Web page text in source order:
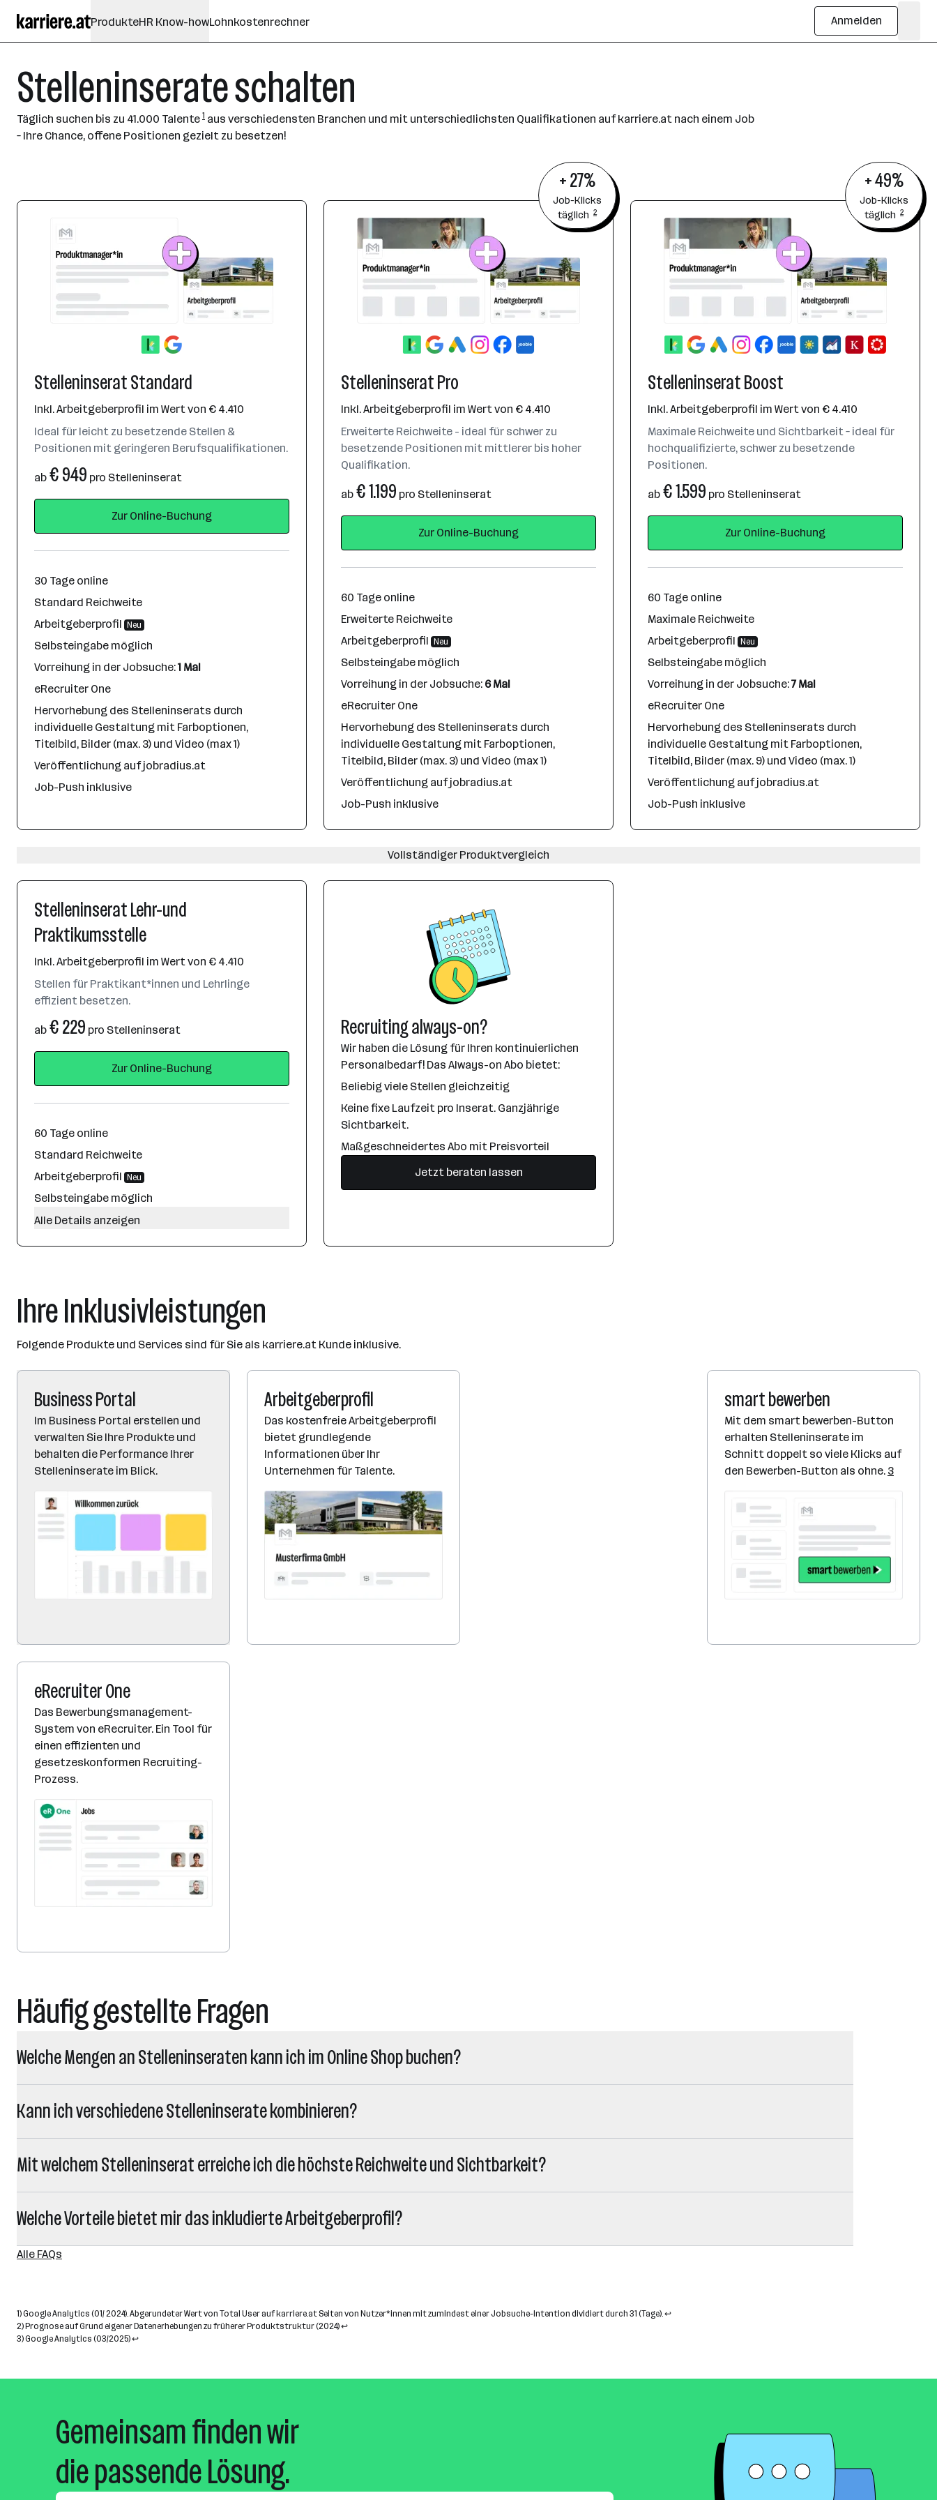
ProdukteHR Know-howLohnkostenrechner Anmelden
Stelleninserate schalten
Täglich suchen bis zu 41.000 Talente 1 aus verschiedensten Branchen und mit unterschiedlichsten Qualifikationen auf karriere.at nach einem Job
– Ihre Chance, offene Positionen gezielt zu besetzen!
Stelleninserat Standard
Inkl. Arbeitgeberprofil im Wert von € 4.410
Ideal für leicht zu besetzende Stellen &
Positionen mit geringeren Berufsqualifikationen.
ab € 949 pro Stelleninserat
Zur Online-Buchung
30 Tage online
Standard Reichweite
Arbeitgeberprofil
Neu
Selbsteingabe möglich
Vorreihung in der Jobsuche:1 Mal
eRecruiter One
Hervorhebung des Stelleninserats durch
individuelle Gestaltung mit Farboptionen,
Titelbild, Bilder (max. 3) und Video (max 1)
Veröffentlichung auf jobradius.at
Job-Push inklusive
+ 27%
Job-Klicks
täglich 2
Stelleninserat Pro
Inkl. Arbeitgeberprofil im Wert von € 4.410
Erweiterte Reichweite - ideal für schwer zu
besetzende Positionen mit mittlerer bis hoher
Qualifikation.
ab € 1.199 pro Stelleninserat
Zur Online-Buchung
60 Tage online
Erweiterte Reichweite
Arbeitgeberprofil
Neu
Selbsteingabe möglich
Vorreihung in der Jobsuche: 6 Mal
eRecruiter One
Hervorhebung des Stelleninserats durch
individuelle Gestaltung mit Farboptionen,
Titelbild, Bilder (max. 3) und Video (max 1)
Veröffentlichung auf jobradius.at
Job-Push inklusive
+ 49%
Job-Klicks
täglich 2
Stelleninserat Boost
Inkl. Arbeitgeberprofil im Wert von € 4.410
Maximale Reichweite und Sichtbarkeit – ideal für
hochqualifizierte, schwer zu besetzende
Positionen.
ab € 1.599 pro Stelleninserat
Zur Online-Buchung
60 Tage online
Maximale Reichweite
Arbeitgeberprofil
Neu
Selbsteingabe möglich
Vorreihung in der Jobsuche:7 Mal
eRecruiter One
Hervorhebung des Stelleninserats durch
individuelle Gestaltung mit Farboptionen,
Titelbild, Bilder (max. 9) und Video (max. 1)
Veröffentlichung auf jobradius.at
Job-Push inklusive
Stelleninserat Lehr-und
Praktikumsstelle
Inkl. Arbeitgeberprofil im Wert von € 4.410
Stellen für Praktikant*innen und Lehrlinge
effizient besetzen.
ab € 229 pro Stelleninserat
Zur Online-Buchung
60 Tage online
Standard Reichweite
Arbeitgeberprofil
Neu
Selbsteingabe möglich
Alle Details anzeigen
Recruiting always-on?
Wir haben die Lösung für Ihren kontinuierlichen
Personalbedarf! Das Always-on Abo bietet:
Beliebig viele Stellen gleichzeitig
Keine fixe Laufzeit pro Inserat. Ganzjährige
Sichtbarkeit.
Maßgeschneidertes Abo mit Preisvorteil
Jetzt beraten lassen
Vollständiger Produktvergleich
Ihre Inklusivleistungen
Folgende Produkte und Services sind für Sie als karriere.at Kunde inklusive.
Business Portal
Im Business Portal erstellen und
verwalten Sie Ihre Produkte und
behalten die Performance Ihrer
Stelleninserate im Blick.
Arbeitgeberprofil
Das kostenfreie Arbeitgeberprofil
bietet grundlegende
Informationen über Ihr
Unternehmen für Talente.
smart bewerben
Mit dem smart bewerben-Button
erhalten Stelleninserate im
Schnitt doppelt so viele Klicks auf
den Bewerben-Button als ohne. 3
eRecruiter One
Das Bewerbungsmanagement-
System von eRecruiter. Ein Tool für
einen effizienten und
gesetzeskonformen Recruiting-
Prozess.
Häufig gestellte Fragen
Welche Mengen an Stelleninseraten kann ich im Online Shop buchen?
Kann ich verschiedene Stelleninserate kombinieren?
Mit welchem Stelleninserat erreiche ich die höchste Reichweite und Sichtbarkeit?
Welche Vorteile bietet mir das inkludierte Arbeitgeberprofil?
Alle FAQs
1)Google Analytics (01/ 2024). Abgerundeter Wert von Total User auf karriere.at Seiten von Nutzer*innen mit zumindest einer Jobsuche-Intention dividiert durch 31 (Tage).↩
2) Prognose auf Grund eigener Datenerhebungen zu früherer Produktstruktur (2024)↩
3)Google Analytics (03/2025)↩
Gemeinsam finden wir
die passende Lösung.